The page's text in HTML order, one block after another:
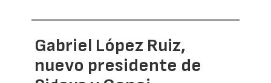
Gabriel López Ruiz,
nuevo presidente de